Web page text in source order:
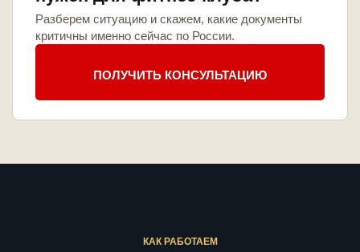
Разберем ситуацию и скажем, какие документы
критичны именно сейчас по России.
ПОЛУЧИТЬ КОНСУЛЬТАЦИЮ
КАК РАБОТАЕМ